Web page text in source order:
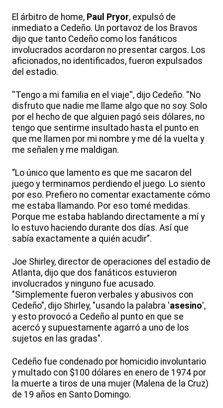
El árbitro de home, Paul Pryor, expulsó de
inmediato a Cedeño. Un portavoz de los Bravos
dijo que tanto Cedeño como los fanáticos
involucrados acordaron no presentar cargos. Los
aficionados, no identificados, fueron expulsados
del estadio.
''Tengo a mi familia en el viaje'', dijo Cedeño. ''No
disfruto que nadie me llame algo que no soy. Solo
por el hecho de que alguien pagó seis dólares, no
tengo que sentirme insultado hasta el punto en
que me llamen por mi nombre y me dé la vuelta y
me señalen y me maldigan.
“Lo único que lamento es que me sacaron del
juego y terminamos perdiendo el juego. Lo siento
por eso. Prefiero no comentar exactamente cómo
me estaba llamando. Por eso tomé medidas.
Porque me estaba hablando directamente a mí y
lo estuvo haciendo durante dos días. Así que
sabía exactamente a quién acudir”.
Joe Shirley, director de operaciones del estadio de
Atlanta, dijo que dos fanáticos estuvieron
involucrados y ninguno fue acusado.
"Simplemente fueron verbales y abusivos con
Cedeño", dijo Shirley, "usando la palabra 'asesino',
y esto provocó a Cedeño al punto en que se
acercó y supuestamente agarró a uno de los
sujetos en las gradas".
Cedeño fue condenado por homicidio involuntario
y multado con $100 dólares en enero de 1974 por
la muerte a tiros de una mujer (Malena de la Cruz)
de 19 años en Santo Domingo.